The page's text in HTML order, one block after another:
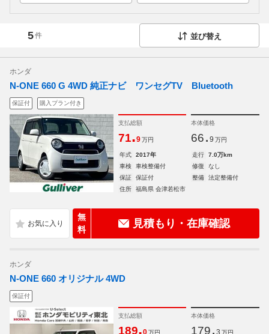
5件 並び替え
ホンダ
N-ONE 660 G 4WD 純正ナビ ワンセグTV Bluetooth
保証付 購入プラン付き
支払総額
71.9 万円
本体価格
66. 9 万円
年式 2017年 走行
7.0万km
車検
車検整備付 修復
なし
保証
保証付 整備
法定整備付
住所
福島県 会津若松市
無
料
見積もり・在庫確認
ホンダ
N-ONE 660 オリジナル 4WD
保証付
支払総額
189. 万円
本体価格
179. 万円